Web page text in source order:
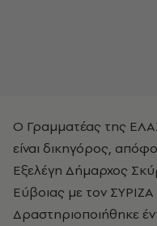
Ο Γραμματέας της
είναι δικηγόρος,
Εξελέγη Δήμαρχος
Εύβοιας με τον
Δραστηριοποιήθηκε